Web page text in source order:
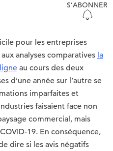
S’ABONNER
pour les entreprises
analyses comparatives la
au cours des deux
d’une année sur l’autre se
imparfaites et
faisaient face non
commercial, mais
19. En conséquence,
dire si les avis négatifs